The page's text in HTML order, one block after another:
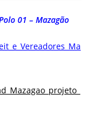
Polo 01 – Mazagão